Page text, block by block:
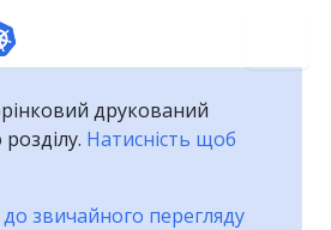
друкований
Натисність щоб
звичайного перегляду